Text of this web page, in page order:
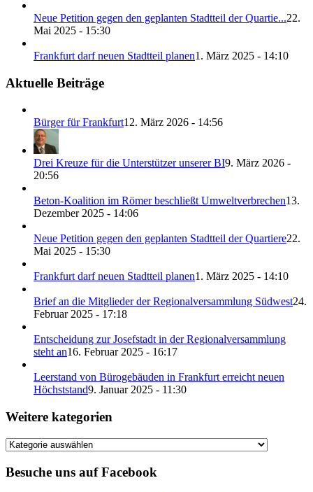
Neue Petition gegen den geplanten Stadtteil der Quartie...22.
Mai 2025 - 15:30
Frankfurt darf neuen Stadtteil planen1. März 2025 - 14:10
Aktuelle Beiträge
Bürger für Frankfurt12. März 2026 - 14:56
Drei Kreuze für die Unterstützer unserer BI9. März 2026 -
20:56
Beton-Koalition im Römer beschließt Umweltverbrechen13.
Dezember 2025 - 14:06
Neue Petition gegen den geplanten Stadtteil der Quartiere22.
Mai 2025 - 15:30
Frankfurt darf neuen Stadtteil planen1. März 2025 - 14:10
Brief an die Mitglieder der Regionalversammlung Südwest24.
Februar 2025 - 17:18
Entscheidung zur Josefstadt in der Regionalversammlung
steht an16. Februar 2025 - 16:17
Leerstand von Bürogebäuden in Frankfurt erreicht neuen
Höchststand9. Januar 2025 - 11:30
Weitere kategorien
Weitere
Besuche uns auf Facebook